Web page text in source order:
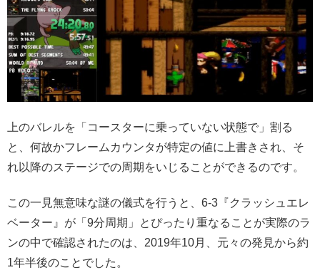
上のバレルを「コースターに乗っていない状態で」割る
と、何故かフレームカウンタが特定の値に上書きされ、そ
れ以降のステージでの周期をいじることができるのです。
この一見無意味な謎の儀式を行うと、6-3『クラッシュエレ
ベーター』が「9分周期」とぴったり重なることが実際のラ
ンの中で確認されたのは、2019年10月、元々の発見から約
1年半後のことでした。